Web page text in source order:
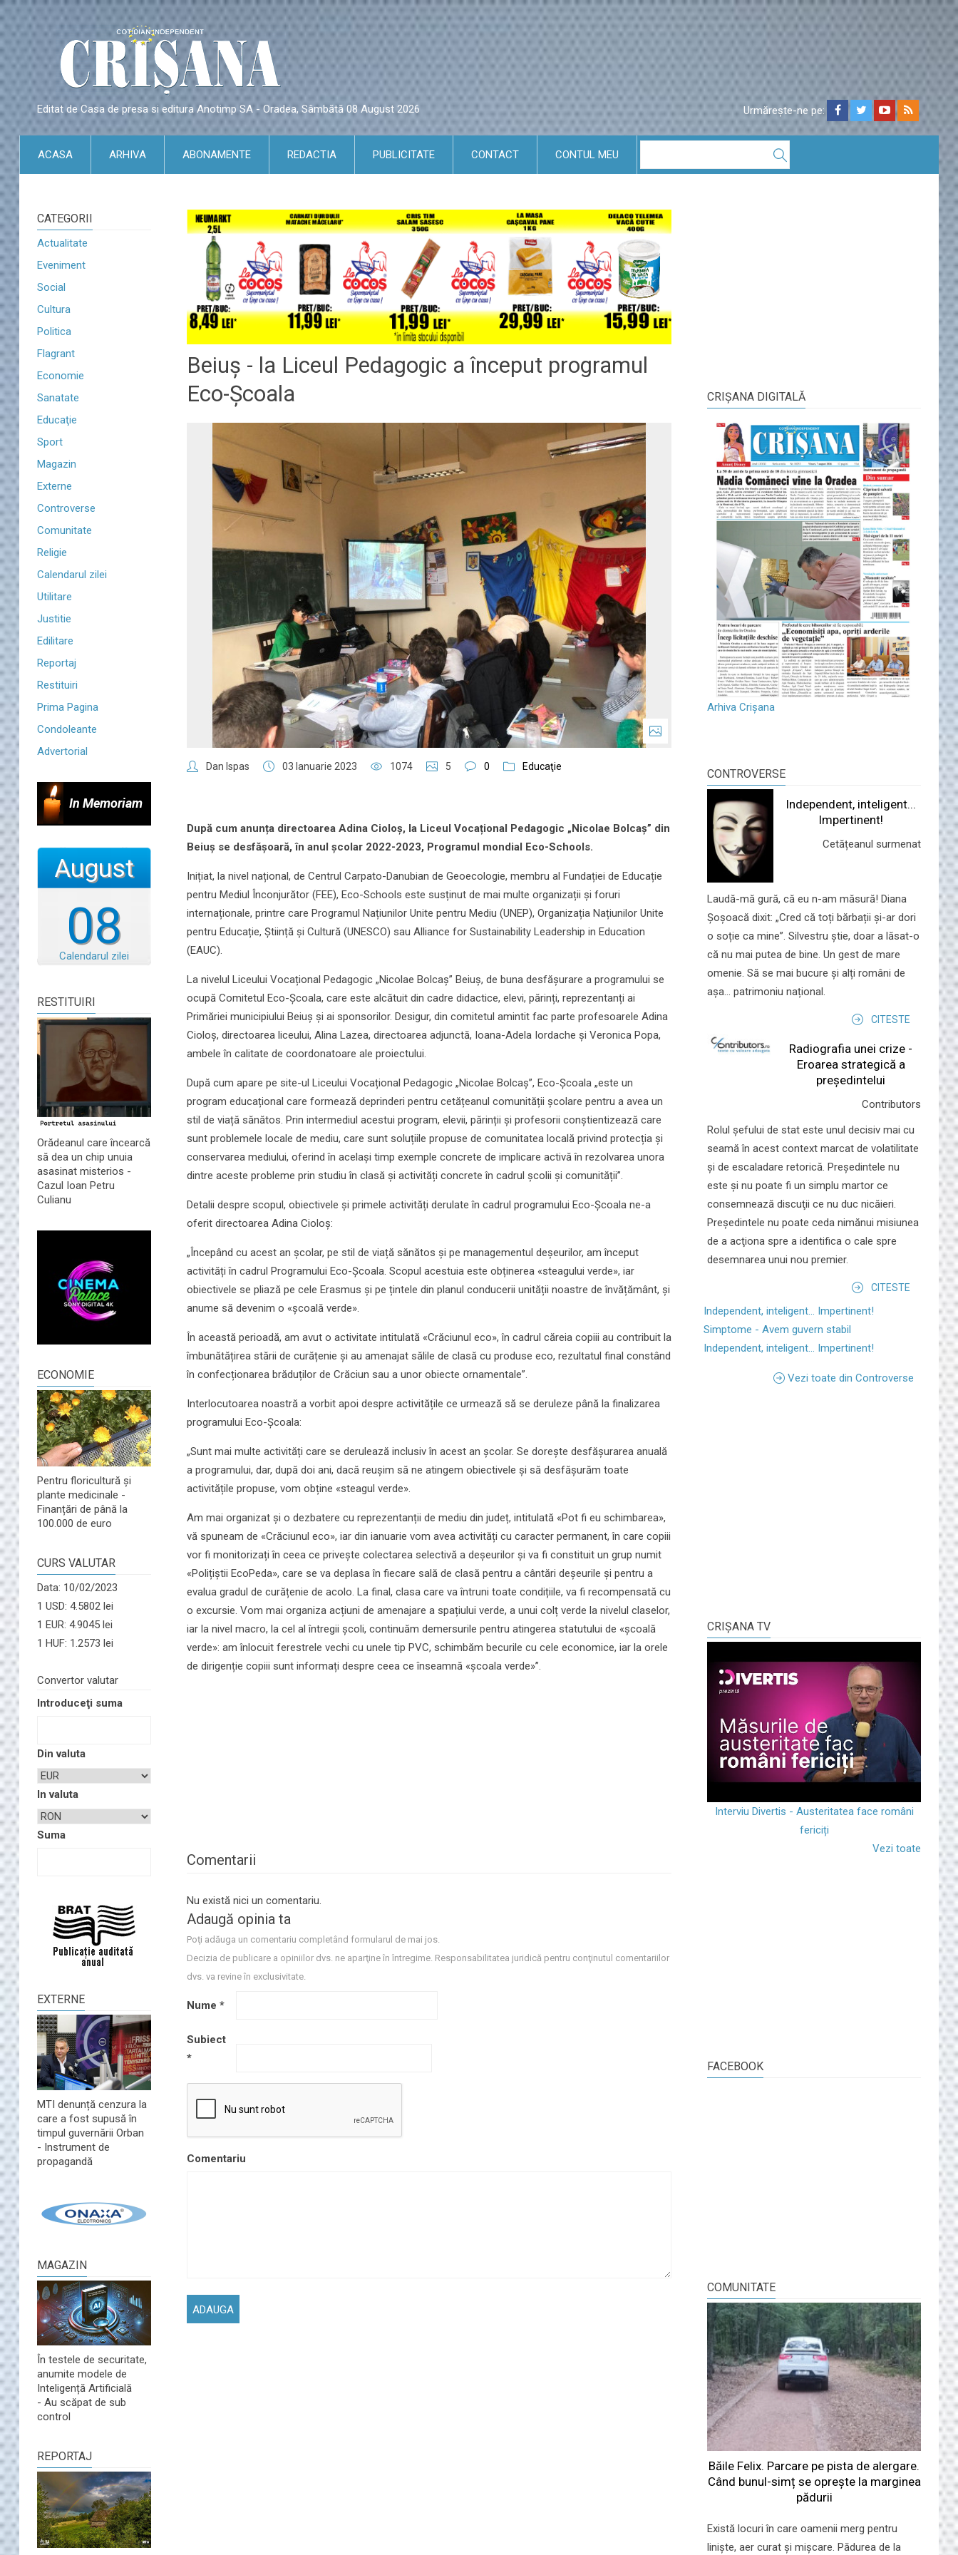
Editat de Casa de presa si editura Anotimp SA - Oradea, Sâmbătă 08 August 2026 Urmărește-ne pe:
ACASA ARHIVA ABONAMENTE REDACTIA PUBLICITATE CONTACT CONTUL MEU
CATEGORII
Actualitate
Eveniment
Social
Cultura
Politica
Flagrant
Economie
Sanatate
Educaţie
Sport
Magazin
Externe
Controverse
Comunitate
Religie
Calendarul zilei
Utilitare
Justitie
Edilitare
Reportaj
Restituiri
Prima Pagina
Condoleante
Advertorial
In Memoriam
08
August
Calendarul zilei
RESTITUIRI
Orădeanul care încearcă
să dea un chip unuia
asasinat misterios -
Cazul Ioan Petru
Culianu
ECONOMIE
Pentru floricultură și
plante medicinale -
Finanțări de până la
100.000 de euro
CURS VALUTAR
Data: 10/02/2023
1 USD: 4.5802 lei
1 EUR: 4.9045 lei
1 HUF: 1.2573 lei
Convertor valutar
Introduceţi suma
Din valuta
In valuta
Suma
EXTERNE
MTI denunță cenzura la
care a fost supusă în
timpul guvernării Orban
- Instrument de
propagandă
MAGAZIN
În testele de securitate,
anumite modele de
Inteligență Artificială
- Au scăpat de sub
control
REPORTAJ
Beiuș - la Liceul Pedagogic a început programul
Eco-Școala
Dan Ispas 03 Ianuarie 2023 1074 5 0 Educaţie
După cum anunța directoarea Adina Cioloș, la Liceul Vocațional Pedagogic „Nicolae Bolcaș” din
Beiuș se desfășoară, în anul școlar 2022-2023, Programul mondial Eco-Schools.
Inițiat, la nivel național, de Centrul Carpato-Danubian de Geoecologie, membru al Fundației de Educație
pentru Mediul Înconjurător (FEE), Eco-Schools este susținut de mai multe organizații și foruri
internaționale, printre care Programul Națiunilor Unite pentru Mediu (UNEP), Organizația Națiunilor Unite
pentru Educație, Știință și Cultură (UNESCO) sau Alliance for Sustainability Leadership in Education
(EAUC).
La nivelul Liceului Vocațional Pedagogic „Nicolae Bolcaș” Beiuș, de buna desfășurare a programului se
ocupă Comitetul Eco-Școala, care este alcătuit din cadre didactice, elevi, părinți, reprezentanți ai
Primăriei municipiului Beiuș și ai sponsorilor. Desigur, din comitetul amintit fac parte profesoarele Adina
Cioloș, directoarea liceului, Alina Lazea, directoarea adjunctă, Ioana-Adela Iordache și Veronica Popa,
ambele în calitate de coordonatoare ale proiectului.
După cum apare pe site-ul Liceului Vocațional Pedagogic „Nicolae Bolcaș”, Eco-Școala „este un
program educațional care formează deprinderi pentru cetățeanul comunității școlare pentru a avea un
stil de viață sănătos. Prin intermediul acestui program, elevii, părinții și profesorii conștientizează care
sunt problemele locale de mediu, care sunt soluțiile propuse de comunitatea locală privind protecția și
conservarea mediului, oferind în același timp exemple concrete de implicare activă în rezolvarea unora
dintre aceste probleme prin studiu în clasă și activități concrete în cadrul școlii și comunității”.
Detalii despre scopul, obiectivele și primele activități derulate în cadrul programului Eco-Școala ne-a
oferit directoarea Adina Cioloș:
„Începând cu acest an școlar, pe stil de viață sănătos și pe managementul deșeurilor, am început
activități în cadrul Programului Eco-Școala. Scopul acestuia este obținerea «steagului verde», iar
obiectivele se pliază pe cele Erasmus și pe țintele din planul conducerii unității noastre de învățământ, și
anume să devenim o «școală verde».
În această perioadă, am avut o activitate intitulată «Crăciunul eco», în cadrul căreia copiii au contribuit la
îmbunătățirea stării de curățenie și au amenajat sălile de clasă cu produse eco, rezultatul final constând
în confecționarea brăduților de Crăciun sau a unor obiecte ornamentale”.
Interlocutoarea noastră a vorbit apoi despre activitățile ce urmează să se deruleze până la finalizarea
programului Eco-Școala:
„Sunt mai multe activități care se derulează inclusiv în acest an școlar. Se dorește desfășurarea anuală
a programului, dar, după doi ani, dacă reușim să ne atingem obiectivele și să desfășurăm toate
activitățile propuse, vom obține «steagul verde».
Am mai organizat și o dezbatere cu reprezentanții de mediu din județ, intitulată «Pot fi eu schimbarea»,
vă spuneam de «Crăciunul eco», iar din ianuarie vom avea activități cu caracter permanent, în care copiii
vor fi monitorizați în ceea ce privește colectarea selectivă a deșeurilor și va fi constituit un grup numit
«Polițiștii EcoPeda», care se va deplasa în fiecare sală de clasă pentru a cântări deșeurile și pentru a
evalua gradul de curățenie de acolo. La final, clasa care va întruni toate condițiile, va fi recompensată cu
o excursie. Vom mai organiza acțiuni de amenajare a spațiului verde, a unui colț verde la nivelul claselor,
iar la nivel macro, la cel al întregii școli, continuăm demersurile pentru atingerea statutului de «școală
verde»: am înlocuit ferestrele vechi cu unele tip PVC, schimbăm becurile cu cele economice, iar la orele
de dirigenție copiii sunt informați despre ceea ce înseamnă «școala verde»”.
Comentarii
Nu există nici un comentariu.
Adaugă opinia ta
Poţi adăuga un comentariu completând formularul de mai jos.
Decizia de publicare a opiniilor dvs. ne aparţine în întregime. Responsabilitatea juridică pentru conţinutul comentariilor
dvs. va revine în exclusivitate.
Nume *
Subiect
*
Comentariu
CRIŞANA DIGITALĂ
Arhiva Crișana
CONTROVERSE
Independent, inteligent...
Impertinent!
Cetățeanul surmenat
Laudă-mă gură, că eu n-am măsură! Diana
Șoșoacă dixit: „Cred că toți bărbații și-ar dori
o soție ca mine”. Silvestru știe, doar a lăsat-o
că nu mai putea de bine. Un gest de mare
omenie. Să se mai bucure și alți români de
așa... patrimoniu național.
CITESTE
Radiografia unei crize -
Eroarea strategică a
președintelui
Contributors
Rolul şefului de stat este unul decisiv mai cu
seamă în acest context marcat de volatilitate
şi de escaladare retorică. Preşedintele nu
este şi nu poate fi un simplu martor ce
consemnează discuţii ce nu duc nicăieri.
Preşedintele nu poate ceda nimănui misiunea
de a acţiona spre a identifica o cale spre
desemnarea unui nou premier.
CITESTE
Independent, inteligent... Impertinent!
Simptome - Avem guvern stabil
Independent, inteligent... Impertinent!
Vezi toate din Controverse
CRIŞANA TV
Interviu Divertis - Austeritatea face români
fericiți
Vezi toate
FACEBOOK
COMUNITATE
Băile Felix. Parcare pe pista de alergare.
Când bunul-simț se oprește la marginea
pădurii
Există locuri în care oamenii merg pentru
liniște, aer curat și mișcare. Pădurea de la